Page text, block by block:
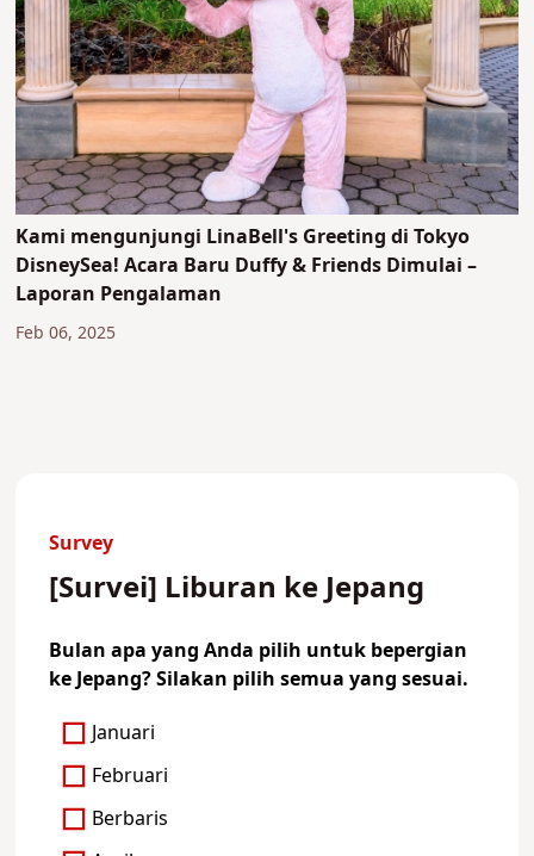
Kami mengunjungi LinaBell's Greeting di Tokyo
DisneySea! Acara Baru Duffy & Friends Dimulai –
Laporan Pengalaman
Feb 06, 2025
Survey
[Survei] Liburan ke Jepang
Bulan apa yang Anda pilih untuk bepergian
ke Jepang? Silakan pilih semua yang sesuai.
Januari
Februari
Berbaris